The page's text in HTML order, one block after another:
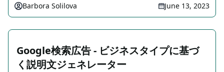
Barbora Solilova June 13, 2023
Google検索広告 - ビジネスタイプに基づ
く説明文ジェネレーター